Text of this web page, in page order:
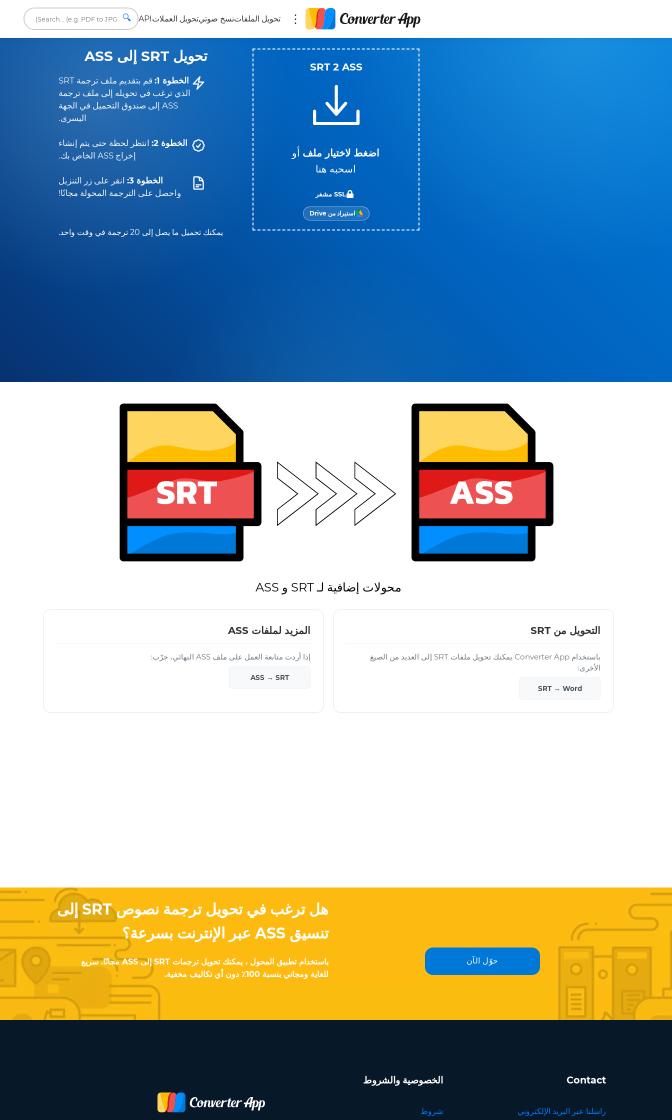
تحويل الملفاتنسخ صوتيتحويل العملاتAPI
🔍
تحويل SRT إلى ASS
الخطوة 1:
قم بتقديم ملف ترجمة SRT
الذي ترغب في تحويله إلى ملف ترجمة
ASS إلى صندوق التحميل في الجهة
اليسرى.
الخطوة 2:
انتظر لحظة حتى يتم إنشاء
إخراج ASS الخاص بك.
الخطوة 3:
انقر على زر التنزيل
واحصل على الترجمة المحولة مجانًا!
يمكنك تحميل ما يصل إلى 20 ترجمة في وقت واحد.
SRT 2 ASS
اضغط لاختيار ملف أو
اسحبه هنا
SSL مشفر
استيراد من Drive
محولات إضافية لـ SRT و ASS
التحويل من SRT
باستخدام Converter App يمكنك تحويل ملفات SRT إلى العديد من الصيغ
الأخرى:
SRT → Word
المزيد لملفات ASS
إذا أردت متابعة العمل على ملف ASS النهائي، جرّب:
ASS → SRT
هل ترغب في تحويل ترجمة نصوص SRT إلى
تنسيق ASS عبر الإنترنت بسرعة؟
باستخدام تطبيق المحول ، يمكنك تحويل ترجمات SRT إلى ASS مجانًا. سريع
للغاية ومجاني بنسبة 100٪ دون أي تكاليف مخفية.
حوّل الآن
الخصوصية والشروط
شروط
Contact
راسلنا عبر البريد الإلكتروني